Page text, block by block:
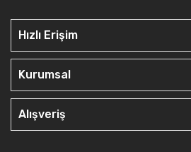
Hızlı Erişim
Kurumsal
Alışveriş